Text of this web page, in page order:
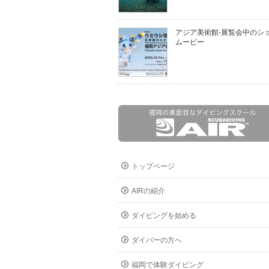
アジア美術館-展覧会中のシ
ムービー
トップページ
AIRの紹介
ダイビングを始める
ダイバーの方へ
福岡で体験ダイビング